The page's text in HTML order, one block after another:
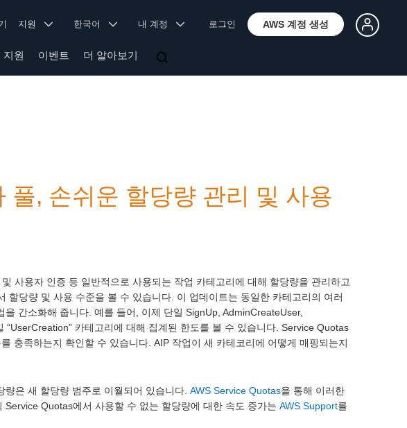
지원 한국어 내 계정 로그인 AWS 계정 생성
지원 이벤트 더 알아보기
풀, 손쉬운 할당량 관리 및 사용
사용자 인증 등 일반적으로 사용되는 작업 카테고리에 대해 할당량을 관리하고
할당량 및 사용 수준을 볼 수 있습니다. 이 업데이트는 동일한 카테고리의 여러
간소화해 줍니다. 예를 들어, 이제 단일 SignUp, AdminCreateUser,
카테고리에 대해 집계된 한도를 볼 수 있습니다. Service Quotas
충족하는지 확인할 수 있습니다. AIP 작업이 새 카테코리에 어떻게 매핑되는지
은 새 할당량 범주로 이월되어 있습니다. AWS Service Quotas을 통해 이러한
Quotas에서 사용할 수 없는 할당량에 대한 속도 증가는 AWS Support를